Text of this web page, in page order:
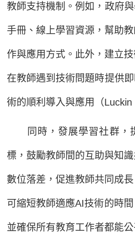
教師支持機制。例如，政府
手冊、線上學習資源，幫助
作與應用方式。此外，建立
在教師遇到技術問題時提供
術的順利導入與應用（Luckin
同時，發展學習社群，
標，鼓勵教師間的互助與知
數位落差，促進教師共同成長
可縮短教師適應AI技術的時間
並確保所有教育工作者都能